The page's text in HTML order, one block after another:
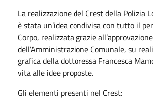
La realizzazione del Crest della Polizia
è stata un’idea condivisa con tutto il
Corpo, realizzata grazie all’approvazione
dell’Amministrazione Comunale, su
grafica della dottoressa Francesca
vita alle idee proposte.
Gli elementi presenti nel Crest: